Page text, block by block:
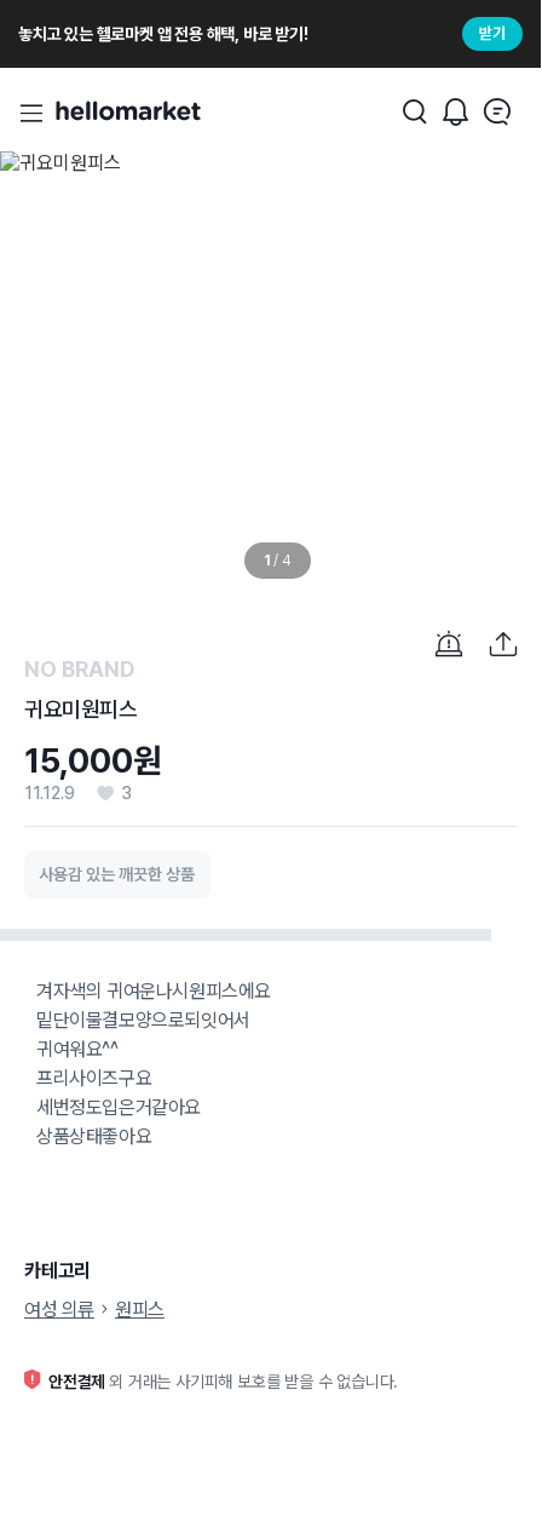
놓치고 있는 헬로마켓 앱 전용 해택, 바로 받기! 받기
1 / 4
NO BRAND
귀요미원피스
15,000원
11.12.9 3
사용감 있는 깨끗한 상품
겨자색의 귀여운나시원피스에요
밑단이물결모양으로되잇어서
귀여워요^^
프리사이즈구요
세번정도입은거같아요
상품상태좋아요
카테고리
여성 의류
원피스
안전결제 외 거래는 사기피해 보호를 받을 수 없습니다.